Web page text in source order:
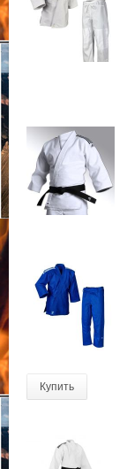
Купить